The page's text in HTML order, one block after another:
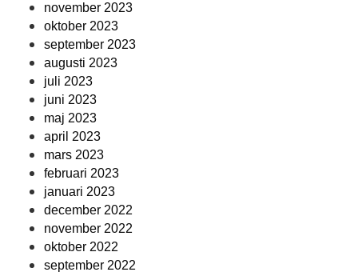
november 2023
oktober 2023
september 2023
augusti 2023
juli 2023
juni 2023
maj 2023
april 2023
mars 2023
februari 2023
januari 2023
december 2022
november 2022
oktober 2022
september 2022